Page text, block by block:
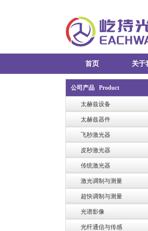
首页 关于
公司产品 Product
太赫兹设备
太赫兹器件
飞秒激光器
皮秒激光器
传统激光器
激光调制与测量
超快调制与测量
光谱影像
光纤通信与传感